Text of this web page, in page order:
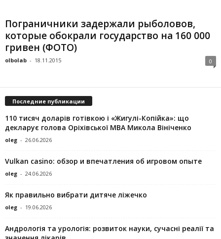
Пограничники задержали рыболовов,
которые обокрали государство на 160 000
гривен (ФОТО)
olbolab - 18.11.2015 0
Последние публикации
110 тисяч доларів готівкою і «Жигулі-Копійка»: що
декларує голова Оріхівської МВА Микола Вініченко
oleg - 26.06.2026
Vulkan casino: обзор и впечатления об игровом опыте
oleg - 24.06.2026
Як правильно вибрати дитяче ліжечко
oleg - 19.06.2026
Андрологія та урологія: розвиток науки, сучасні реалії та